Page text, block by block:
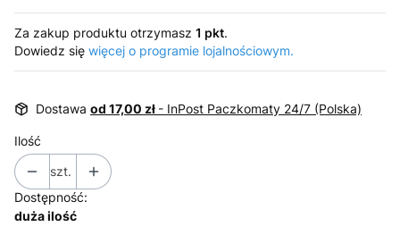
Za zakup produktu otrzymasz 1 pkt.
Dowiedz się więcej o programie lojalnościowym.
Dostawa od 17,00 zł - InPost Paczkomaty 24/7 (Polska)
Ilość
szt.
Dostępność:
duża ilość